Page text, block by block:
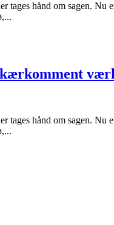
tages hånd om sagen.
tages hånd om sagen.